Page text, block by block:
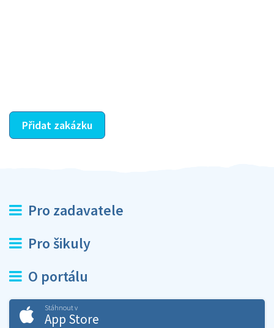
Přidat zakázku
Pro zadavatele
Pro šikuly
O portálu
Stáhnout v
App Store